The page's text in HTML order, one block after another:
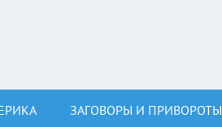
ЗАГОВОРЫ И ПРИВОРОТЫ